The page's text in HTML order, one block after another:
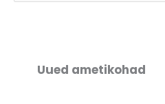
Uued ametikohad